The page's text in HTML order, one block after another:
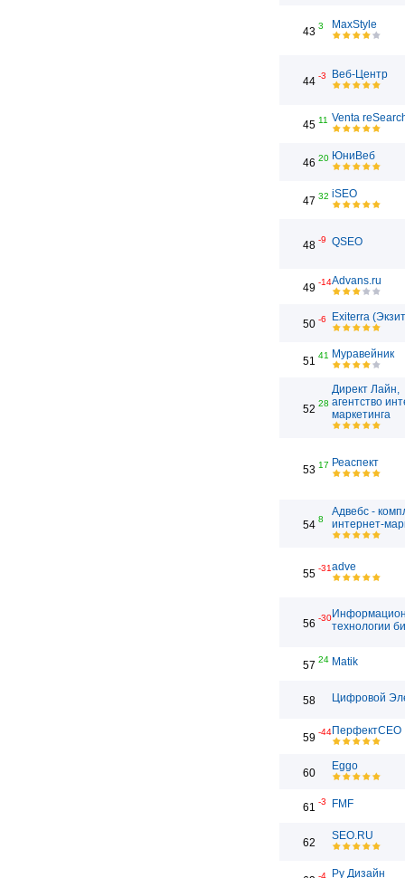
43 3 MaxStyle
44 -3 Веб-Центр
45 11 Venta
46 20 ЮниВеб
47 32 iSEO
48 -9 QSEO
49 -14Advans.ru
50 -6 Exiterra
51 41 Муравейник
52 28
Директ Лайн,
агентство
маркетинга
53 17 Реаспект
54 8
Адвебс -
интернет-
55 -31adve
56 -30
технологии
57 24 Matik
58 Цифровой
59 -44ПерфектСЕО
60
Eggo
61 -3 FMF
62
SEO.RU
-4 Ру Дизайн